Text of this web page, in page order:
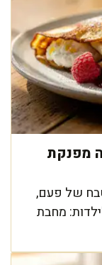
מפנקת
של פעם,
מחבת